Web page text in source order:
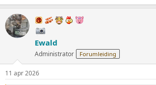
Ewald
Administrator Forumleiding
11 apr 2026